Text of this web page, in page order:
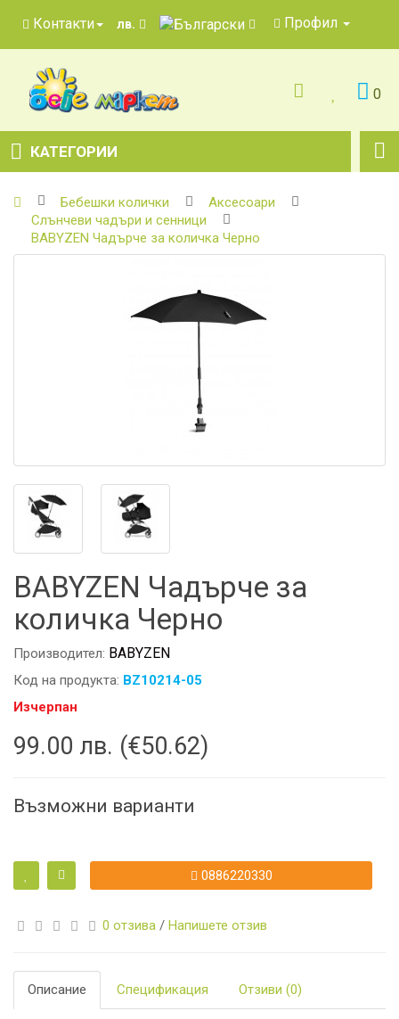
Контакти лв. Профил
0
КАТЕГОРИИ
Бебешки колички
Аксесоари
Слънчеви чадъри и сенници
BABYZEN Чадърче за количка Черно
BABYZEN Чадърче за
количка Черно
Производител: BABYZEN
Код на продукта: BZ10214-05
Изчерпан
99.00 лв. (€50.62)
Възможни варианти
0886220330
0 отзива / Напишете отзив
Описание Спецификация Отзиви (0)